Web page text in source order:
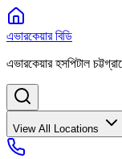
এভারকেয়ার বিডি
এভারকেয়ার হসপিটাল
View All Locations